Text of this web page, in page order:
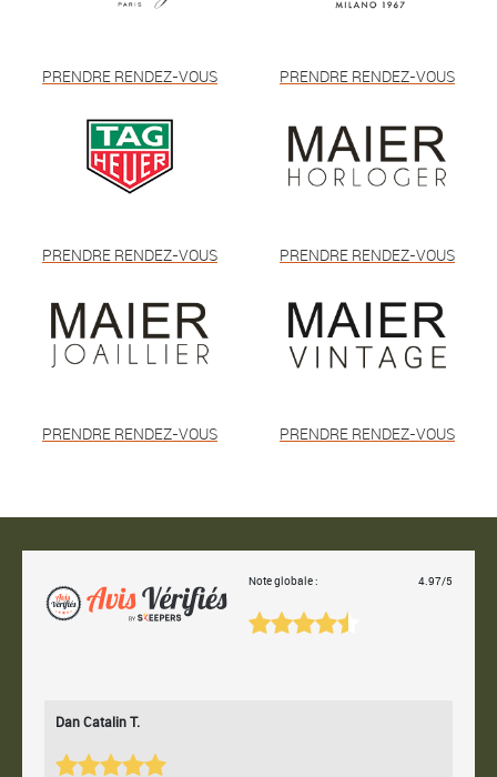
PRENDRE RENDEZ-VOUS PRENDRE RENDEZ-VOUS
PRENDRE RENDEZ-VOUS PRENDRE RENDEZ-VOUS
PRENDRE RENDEZ-VOUS PRENDRE RENDEZ-VOUS
Note globale : 4.97/5
Dan Catalin T.